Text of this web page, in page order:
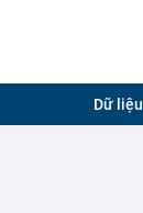
Dữ liệu